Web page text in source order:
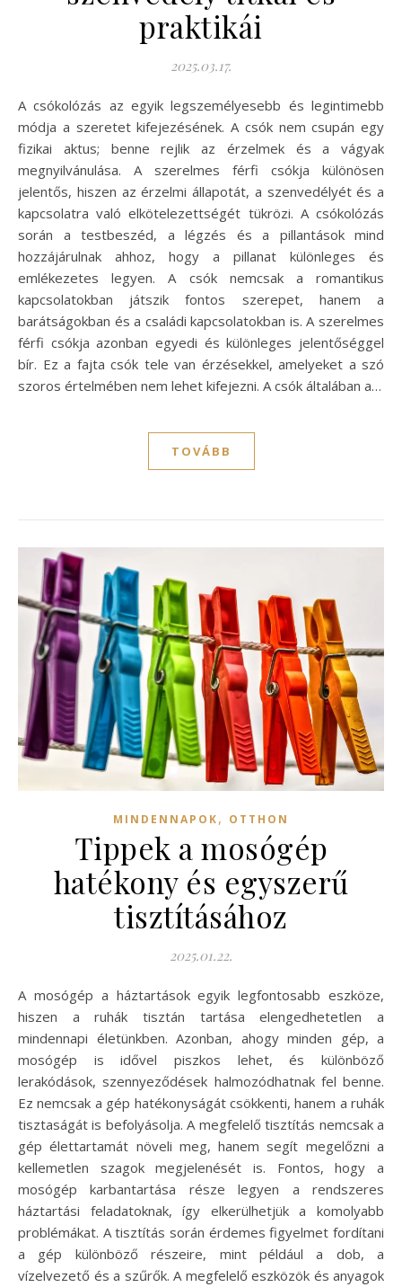
praktikái
2025.03.17.
A csókolózás az egyik legszemélyesebb és legintimebb
módja a szeretet kifejezésének. A csók nem csupán egy
fizikai aktus; benne rejlik az érzelmek és a vágyak
megnyilvánulása. A szerelmes férfi csókja különösen
jelentős, hiszen az érzelmi állapotát, a szenvedélyét és a
kapcsolatra való elkötelezettségét tükrözi. A csókolózás
során a testbeszéd, a légzés és a pillantások mind
hozzájárulnak ahhoz, hogy a pillanat különleges és
emlékezetes legyen. A csók nemcsak a romantikus
kapcsolatokban játszik fontos szerepet, hanem a
barátságokban és a családi kapcsolatokban is. A szerelmes
férfi csókja azonban egyedi és különleges jelentőséggel
bír. Ez a fajta csók tele van érzésekkel, amelyeket a szó
szoros értelmében nem lehet kifejezni. A csók általában a…
TOVÁBB
MINDENNAPOK, OTTHON
Tippek a mosógép
hatékony és egyszerű
tisztításához
2025.01.22.
A mosógép a háztartások egyik legfontosabb eszköze,
hiszen a ruhák tisztán tartása elengedhetetlen a
mindennapi életünkben. Azonban, ahogy minden gép, a
mosógép is idővel piszkos lehet, és különböző
lerakódások, szennyeződések halmozódhatnak fel benne.
Ez nemcsak a gép hatékonyságát csökkenti, hanem a ruhák
tisztaságát is befolyásolja. A megfelelő tisztítás nemcsak a
gép élettartamát növeli meg, hanem segít megelőzni a
kellemetlen szagok megjelenését is. Fontos, hogy a
mosógép karbantartása része legyen a rendszeres
háztartási feladatoknak, így elkerülhetjük a komolyabb
problémákat. A tisztítás során érdemes figyelmet fordítani
a gép különböző részeire, mint például a dob, a
vízelvezető és a szűrők. A megfelelő eszközök és anyagok